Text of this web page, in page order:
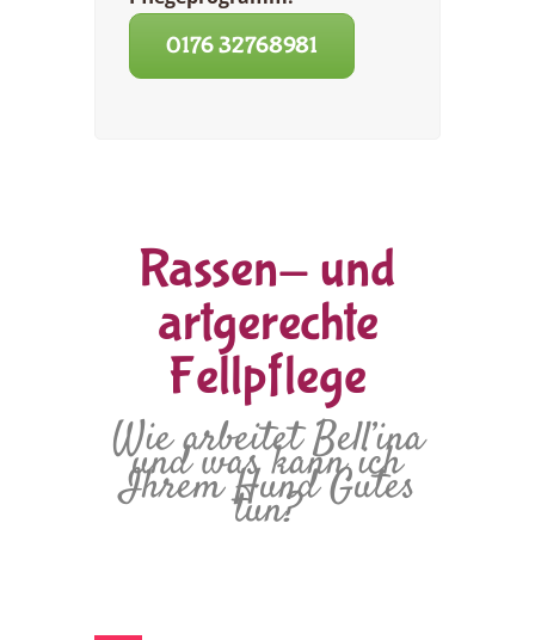
0176 32768981
Rassen- und
artgerechte
Fellpflege
Wie arbeitet Bell’ina
und was kann ich
Ihrem Hund Gutes
tun?